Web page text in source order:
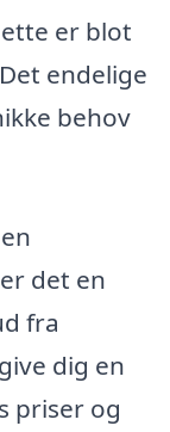
er blot
endelige
behov
det en
fra
dig en
priser og